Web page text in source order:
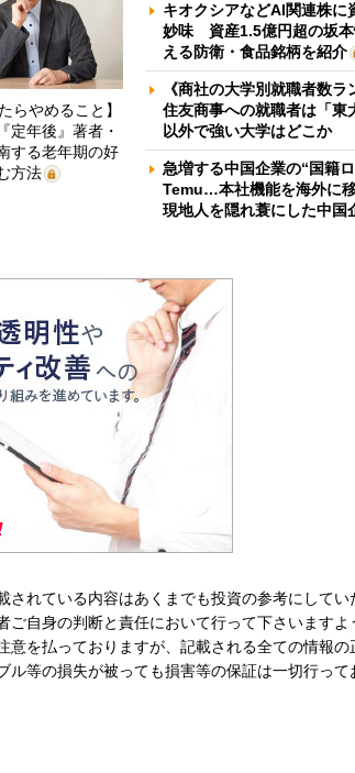
らやめること】
定年後』著者・
する老年期の好
方法
キオクシアなどAI関連株に
妙味 資産1.5億円超の坂本
える防衛・食品銘柄を紹介
《商社の大学別就職者数
住友商事への就職者は「
以外で強い大学はどこか
急増する中国企業の“国籍
Temu…本社機能を海外に
現地人を隠れ蓑にした中国
されている内容はあくまでも投資の参考にして
ご自身の判断と責任において行って下さいます
意を払っておりますが、記載される全ての情報の
ル等の損失が被っても損害等の保証は一切行って